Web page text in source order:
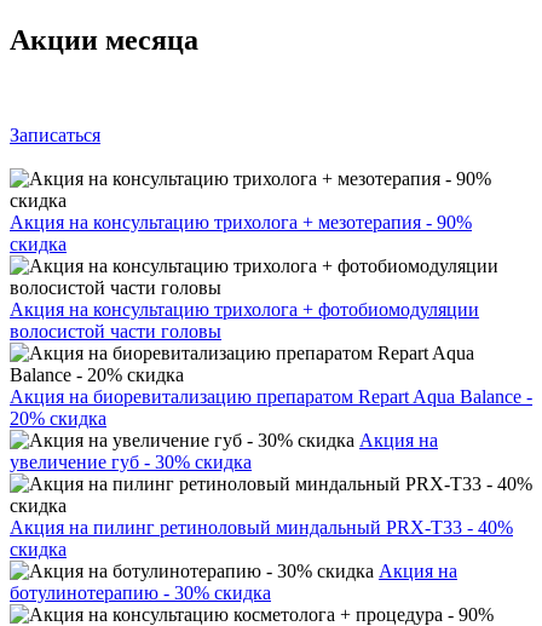
Акции месяца
Записаться
Акция на консультацию трихолога + мезотерапия - 90%
скидка
Акция на консультацию трихолога + фотобиомодуляции
волосистой части головы
Акция на биоревитализацию препаратом Repart Aqua Balance -
20% скидка
Акция на
увеличение губ - 30% скидка
Акция на пилинг ретиноловый миндальный PRX-T33 - 40%
скидка
Акция на
ботулинотерапию - 30% скидка